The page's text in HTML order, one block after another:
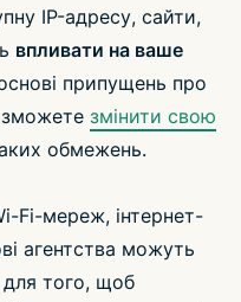
IP-адресу, сайти,
впливати на ваше
припущень про
зможете змінити свою
обмежень.
Fi-мереж, інтернет-
агентства можуть
для того, щоб